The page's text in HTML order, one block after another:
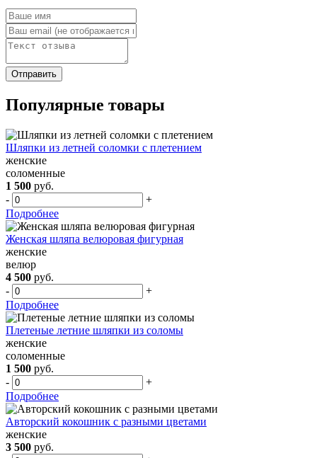
Популярные товары
Шляпки из летней соломки с плетением
женские
соломенные
1 500 руб.
-
+
Подробнее
Женская шляпа велюровая фигурная
женские
велюр
4 500 руб.
-
+
Подробнее
Плетеные летние шляпки из соломы
женские
соломенные
1 500 руб.
-
+
Подробнее
Авторский кокошник с разными цветами
женские
3 500 руб.